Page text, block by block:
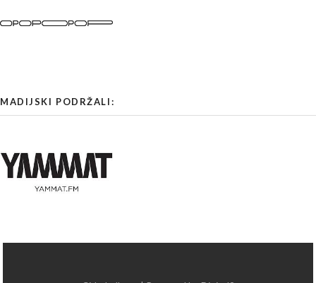
MADIJSKI PODRŽALI: